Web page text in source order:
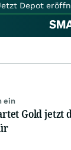
Jetzt
ein
Gold jetzt